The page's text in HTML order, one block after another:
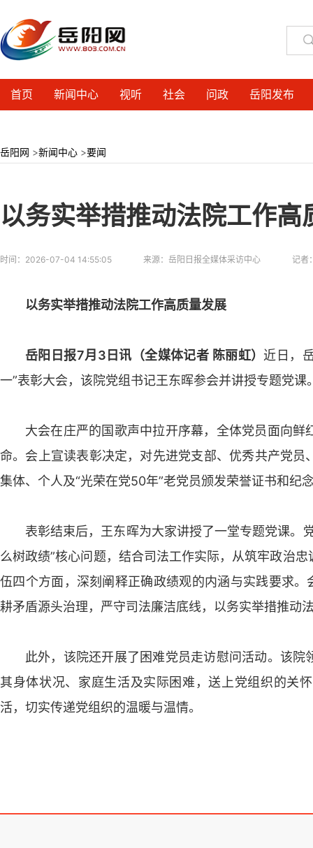
首页 新闻中心 视听 社会 问政 岳阳发布
岳阳网 >新闻中心 >要闻
以务实举措推动法院工作高
时间： 2026-07-04 14:55:05 来源： 岳阳日报全媒体采访中心 记者
以务实举措推动法院工作高质量发展
岳阳日报7月3日讯（全媒体记者 陈丽虹） 近日，
一”表彰大会，该院党组书记王东晖参会并讲授专题党课
大会在庄严的国歌声中拉开序幕，全体党员面向
命。会上宣读表彰决定，对先进党支部、优秀共产党
集体、个人及“光荣在党50年”老党员颁发荣誉证书和纪
表彰结束后，王东晖为大家讲授了一堂专题党课。
么树政绩”核心问题，结合司法工作实际，从筑牢政治
伍四个方面，深刻阐释正确政绩观的内涵与实践要求
耕矛盾源头治理，严守司法廉洁底线，以务实举措推动
此外，该院还开展了困难党员走访慰问活动。该
其身体状况、家庭生活及实际困难，送上党组织的关
活，切实传递党组织的温暖与温情。